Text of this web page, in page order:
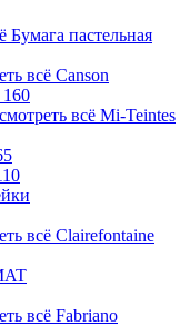
Бумага пастельная
всё Canson
всё Mi-Teintes
всё Clairefontaine
всё Fabriano